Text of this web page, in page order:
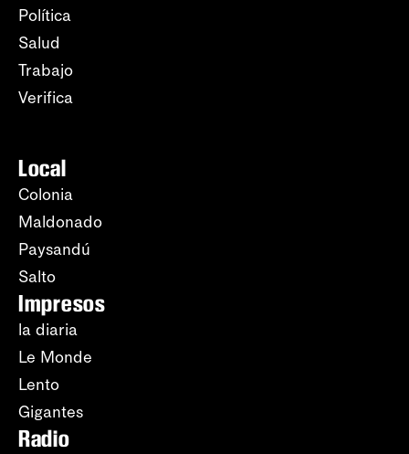
Política
Salud
Trabajo
Verifica
Local
Colonia
Maldonado
Paysandú
Salto
Impresos
la diaria
Le Monde
Lento
Gigantes
Radio